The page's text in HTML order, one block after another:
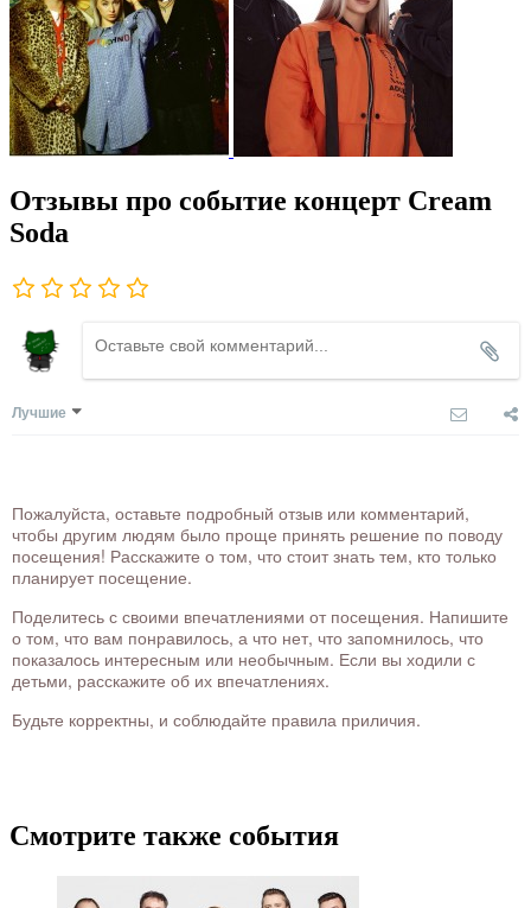
Отзывы про событие концерт Cream
Soda
Лучшие
Пожалуйста, оставьте подробный отзыв или комментарий,
чтобы другим людям было проще принять решение по поводу
посещения! Расскажите о том, что стоит знать тем, кто только
планирует посещение.
Поделитесь с своими впечатлениями от посещения. Напишите
о том, что вам понравилось, а что нет, что запомнилось, что
показалось интересным или необычным. Если вы ходили с
детьми, расскажите об их впечатлениях.
Будьте корректны, и соблюдайте правила приличия.
Смотрите также события